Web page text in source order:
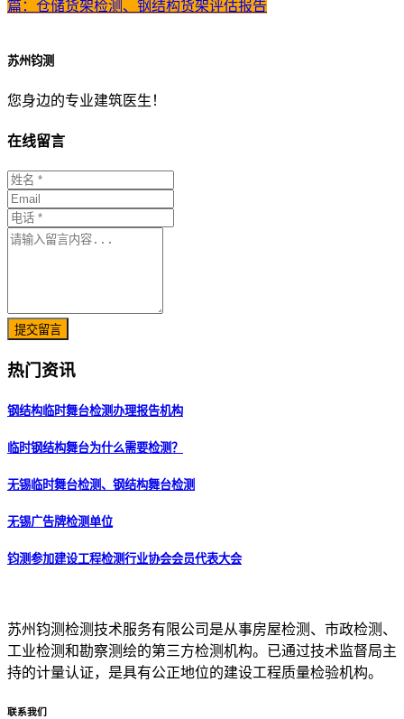
篇：仓储货架检测、钢结构货架评估报告
苏州钧测
您身边的专业建筑医生！
在线留言
提交留言
热门资讯
钢结构临时舞台检测办理报告机构
临时钢结构舞台为什么需要检测？
无锡临时舞台检测、钢结构舞台检测
无锡广告牌检测单位
钧测参加建设工程检测行业协会会员代表大会
苏州钧测检测技术服务有限公司是从事房屋检测、市政检测、
工业检测和勘察测绘的第三方检测机构。已通过技术监督局主
持的计量认证，是具有公正地位的建设工程质量检验机构。
联系我们